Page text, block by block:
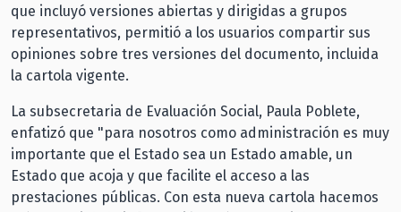
que incluyó versiones abiertas y dirigidas a grupos
representativos, permitió a los usuarios compartir sus
opiniones sobre tres versiones del documento, incluida
la cartola vigente.
La subsecretaria de Evaluación Social, Paula Poblete,
enfatizó que "para nosotros como administración es muy
importante que el Estado sea un Estado amable, un
Estado que acoja y que facilite el acceso a las
prestaciones públicas. Con esta nueva cartola hacemos